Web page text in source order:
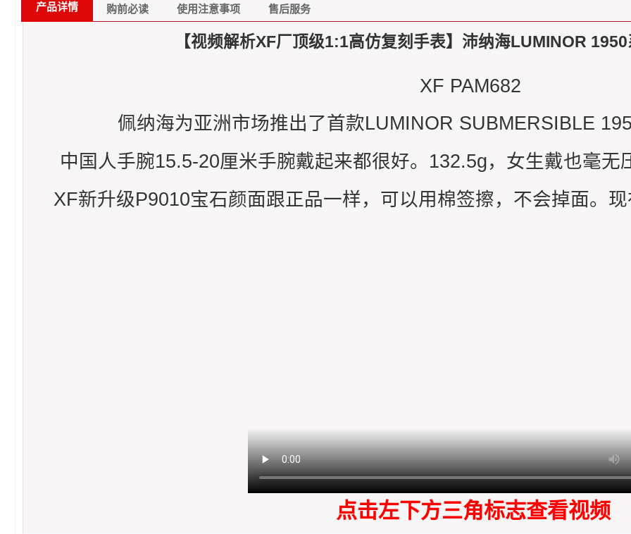
产品详情 购前必读 使用注意事项 售后服务
【视频解析XF厂顶级1:1高仿复刻手表】沛纳海LUMINOR
XF PAM682
佩纳海为亚洲市场推出了首款LUMINOR SUBMERSIBLE
中国人手腕15.5-20厘米手腕戴起来都很好。132.5g，女生戴也毫无
XF新升级P9010宝石颜面跟正品一样，可以用棉签擦，不会掉面。
点击左下方三角标志查看视频